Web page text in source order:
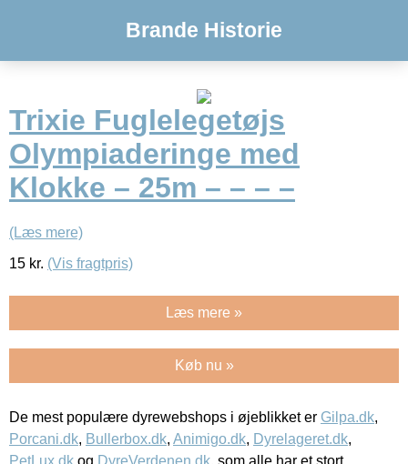
Brande Historie
Trixie Fuglelegetøjs
Olympiaderinge med
Klokke – 25m – – – –
(Læs mere)
15 kr. (Vis fragtpris)
Læs mere »
Køb nu »
De mest populære dyrewebshops i øjeblikket er Gilpa.dk,
Porcani.dk, Bullerbox.dk, Animigo.dk, Dyrelageret.dk,
PetLux.dk og DyreVerdenen.dk, som alle har et stort